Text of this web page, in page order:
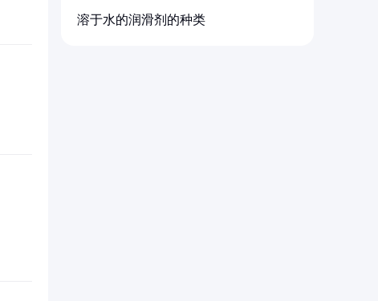
溶于水的润滑剂的种类